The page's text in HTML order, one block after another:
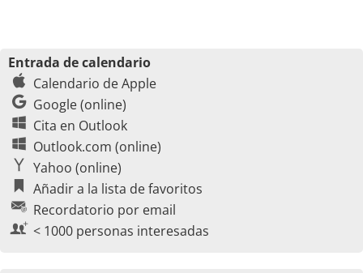
Entrada de calendario
Calendario de Apple
Google (online)
Cita en Outlook
Outlook.com (online)
Yahoo (online)
Añadir a la lista de favoritos
Recordatorio por email
< 1000 personas interesadas